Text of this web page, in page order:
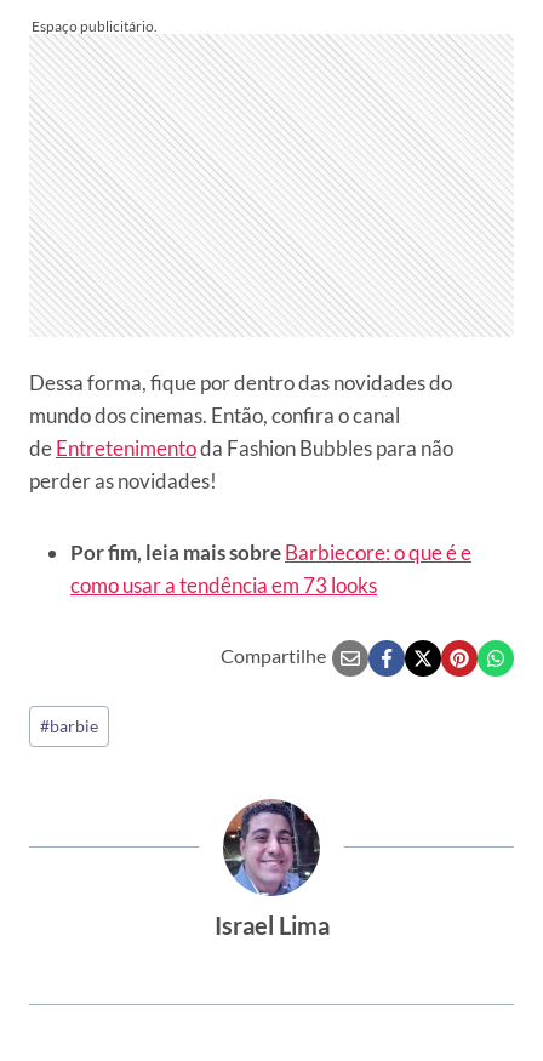
Dessa forma, fique por dentro das novidades do
mundo dos cinemas. Então, confira o canal
deEntretenimentoda Fashion Bubbles para não
perder as novidades!
Por fim, leia mais sobreBarbiecore: o que é e
como usar a tendência em 73 looks
Compartilhe
Tags
do
#barbie
Israel Lima